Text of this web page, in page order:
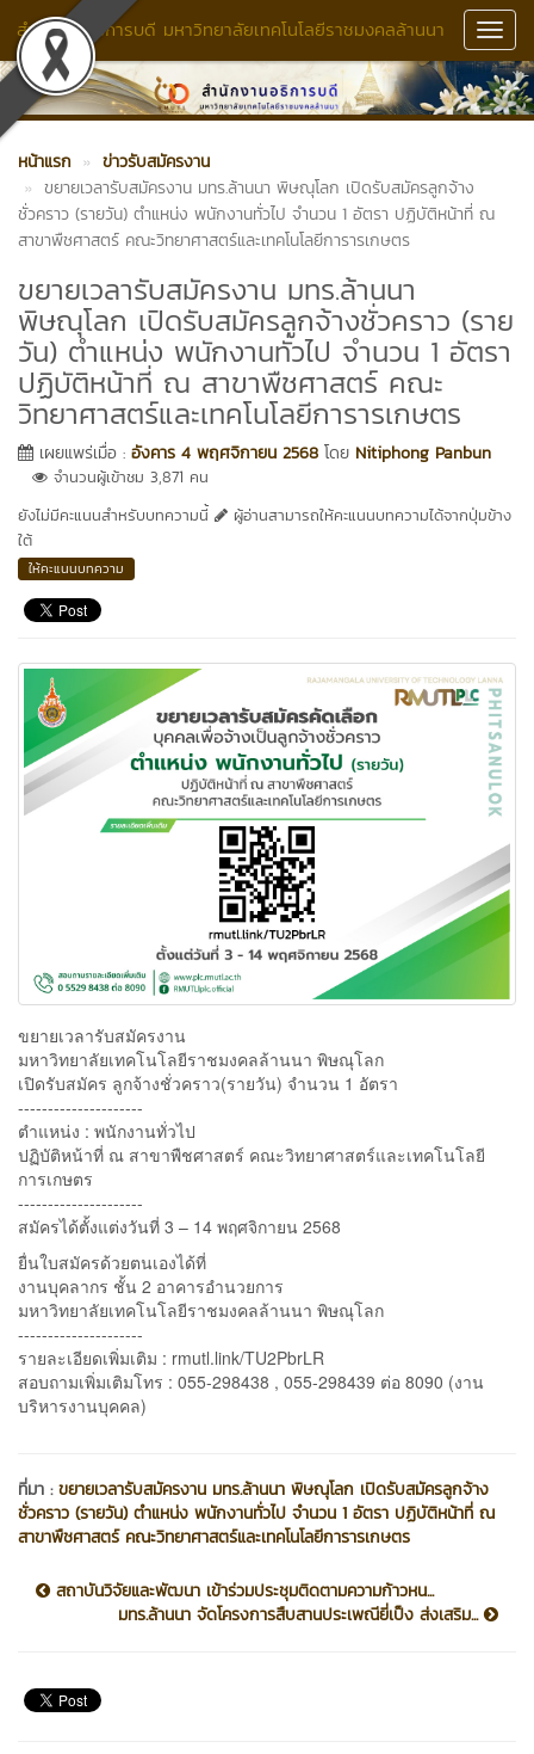
สำนักงานอธิการบดี มหาวิทยาลัยเทคโนโลยีราชมงคลล้านนา
หน้าแรก
ข่าวรับสมัครงาน
ขยายเวลารับสมัครงาน มทร.ล้านนา พิษณุโลก เปิดรับสมัครลูกจ้าง
ชั่วคราว (รายวัน) ตำแหน่ง พนักงานทั่วไป จำนวน 1 อัตรา ปฏิบัติหน้าที่ ณ
สาขาพืชศาสตร์ คณะวิทยาศาสตร์และเทคโนโลยีการารเกษตร
ขยายเวลารับสมัครงาน มทร.ล้านนา
พิษณุโลก เปิดรับสมัครลูกจ้างชั่วคราว (ราย
วัน) ตำแหน่ง พนักงานทั่วไป จำนวน 1 อัตรา
ปฏิบัติหน้าที่ ณ สาขาพืชศาสตร์ คณะ
วิทยาศาสตร์และเทคโนโลยีการารเกษตร
เผยแพร่เมื่อ : อังคาร 4 พฤศจิกายน 2568 โดย Nitiphong Panbun
จำนวนผู้เข้าชม 3,871 คน
ยังไม่มีคะแนนสำหรับบทความนี้
ผู้อ่านสามารถให้คะแนนบทความได้จากปุ่มข้าง
ใต้
ให้คะแนนบทความ
ขยายเวลารับสมัครงาน
มหาวิทยาลัยเทคโนโลยีราชมงคลล้านนา พิษณุโลก
เปิดรับสมัคร ลูกจ้างชั่วคราว(รายวัน) จำนวน 1 อัตรา
---------------------
ตำแหน่ง : พนักงานทั่วไป
ปฏิบัติหน้าที่ ณ สาขาพืชศาสตร์ คณะวิทยาศาสตร์และเทคโนโลยี
การเกษตร
---------------------
สมัครได้ตั้งแต่งวันที่ 3 – 14 พฤศจิกายน 2568
ยื่นใบสมัครด้วยตนเองได้ที่
งานบุคลากร ชั้น 2 อาคารอำนวยการ
มหาวิทยาลัยเทคโนโลยีราชมงคลล้านนา พิษณุโลก
---------------------
รายละเอียดเพิ่มเติม : rmutl.link/TU2PbrLR
สอบถามเพิ่มเติมโทร : 055-298438 , 055-298439 ต่อ 8090 (งาน
บริหารงานบุคคล)
ที่มา :ขยายเวลารับสมัครงาน มทร.ล้านนา พิษณุโลก เปิดรับสมัครลูกจ้าง
ชั่วคราว (รายวัน) ตำแหน่ง พนักงานทั่วไป จำนวน 1 อัตรา ปฏิบัติหน้าที่ ณ
สาขาพืชศาสตร์ คณะวิทยาศาสตร์และเทคโนโลยีการารเกษตร
สถาบันวิจัยและพัฒนา เข้าร่วมประชุมติดตามความก้าวหน...
มทร.ล้านนา จัดโครงการสืบสานประเพณียี่เป็ง ส่งเสริม...